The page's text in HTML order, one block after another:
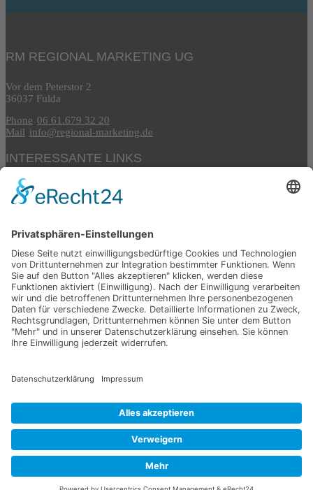
RM REGIONAL MARKETING UG
Vor dem Peterstor 2
36037 Fulda
Phone 06 61.679 32 20
Mail info@regional-marketing.de
INTERESSANTE LINKS
www.rhoenfuehrer.de
www.toolstage.de
www.dehler-design.de
ÖFFNUNGSZEITEN
Mo. - Fr. 8-17 Uhr
WAS SONST NOCH
Gerne stehen wir auch außerhalb unserer Öffnungszeiten nach
Absprache für ein Gespräch zur Verfügung.
© 2019
Datenschutz
Home
Ausgewählte Projekte
Kontakt